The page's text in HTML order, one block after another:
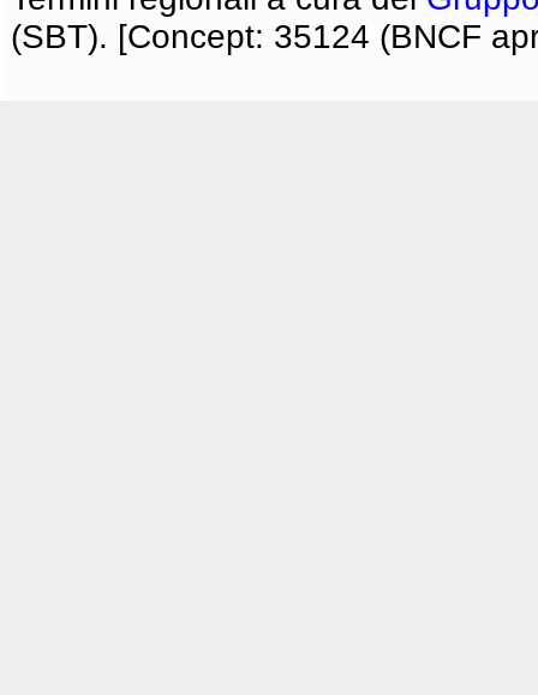
(SBT). [Concept: 35124 (BNCF